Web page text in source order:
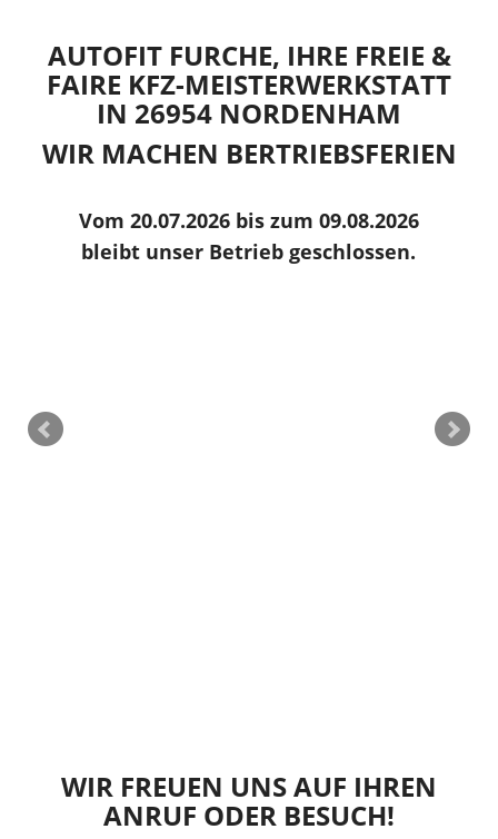
AUTOFIT FURCHE, IHRE FREIE &
FAIRE KFZ-MEISTERWERKSTATT
IN 26954 NORDENHAM
WIR MACHEN BERTRIEBSFERIEN
Vom 20.07.2026 bis zum 09.08.2026
bleibt unser Betrieb geschlossen.
WIR FREUEN UNS AUF IHREN
ANRUF ODER BESUCH!